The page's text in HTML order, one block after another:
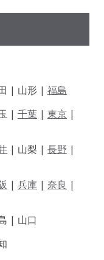
| 山形 | 福島
| 千葉 | 東京 |
| 山梨 | 長野 |
| 兵庫 | 奈良 |
| 山口